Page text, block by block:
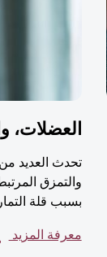
العضلات،
تحدث العديد
والتمزق
بسبب قلة
معرفة المزيد